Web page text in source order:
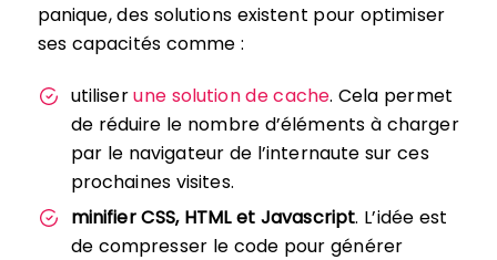
panique, des solutions existent pour optimiser
ses capacités comme :
utiliserune solution de cache. Cela permet
de réduire le nombre d’éléments à charger
par le navigateur de l’internaute sur ces
prochaines visites.
minifier CSS, HTML et Javascript. L’idée est
de compresser le code pour générer